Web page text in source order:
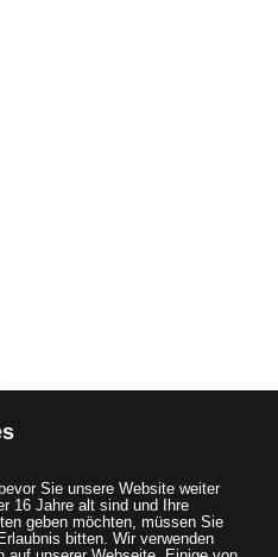
Sie unsere Website weiter
16 Jahre alt sind und Ihre
geben möchten, müssen Sie
bitten. Wir verwenden